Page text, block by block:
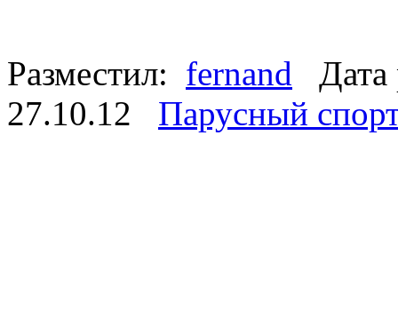
Разместил: fernand Дата
27.10.12 Парусный